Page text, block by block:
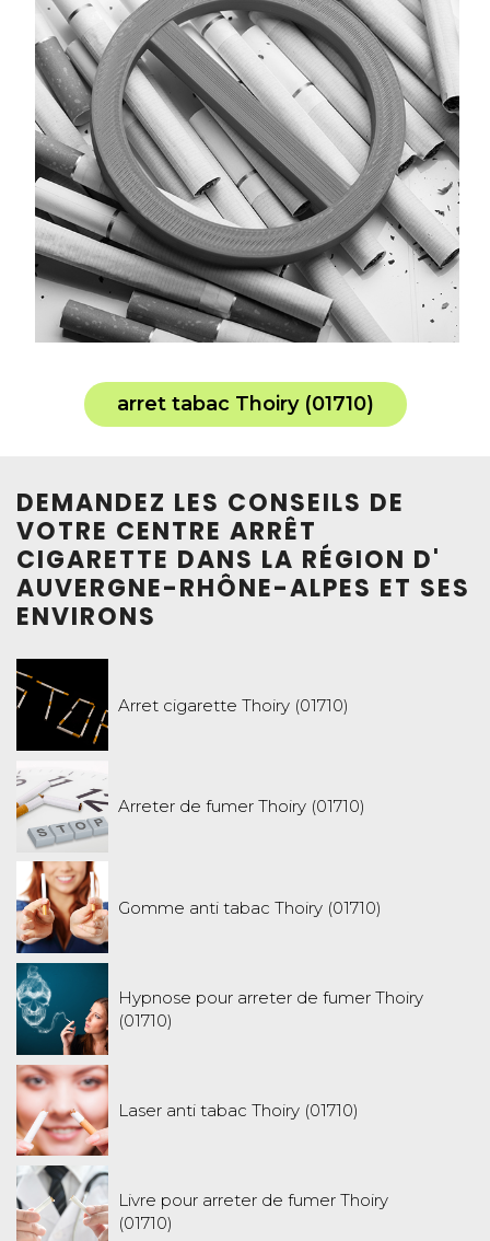
arret tabac Thoiry (01710)
DEMANDEZ LES CONSEILS DE
VOTRE CENTRE ARRÊT
CIGARETTE DANS LA RÉGION D'
AUVERGNE-RHÔNE-ALPES ET SES
ENVIRONS
Arret cigarette Thoiry (01710)
Arreter de fumer Thoiry (01710)
Gomme anti tabac Thoiry (01710)
Hypnose pour arreter de fumer Thoiry
(01710)
Laser anti tabac Thoiry (01710)
Livre pour arreter de fumer Thoiry
(01710)